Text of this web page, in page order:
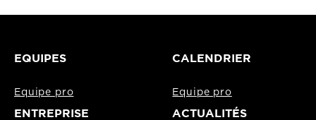
EQUIPES
Equipe pro
CALENDRIER
Equipe pro
ENTREPRISE ACTUALITÉS